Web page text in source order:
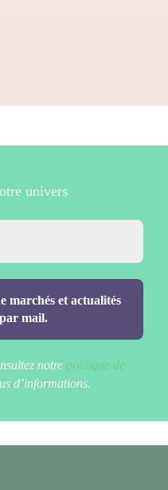
univers
notre politique de
d’informations.